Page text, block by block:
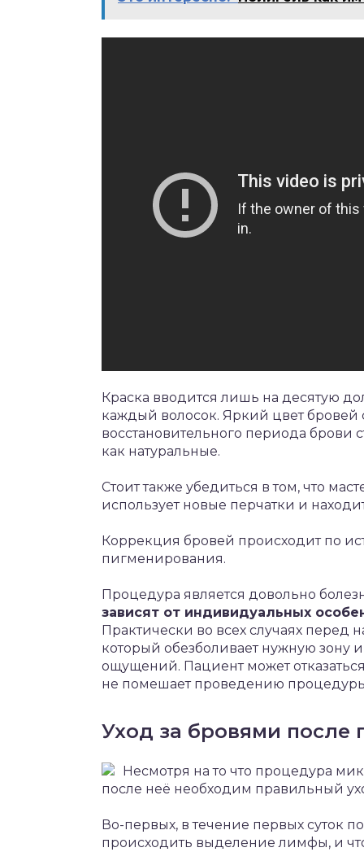
Краска вводится лишь на десятую
каждый волосок. Яркий цвет бровей
восстановительного периода брови
как натуральные.
Стоит также убедиться в том, что
использует новые перчатки и
Коррекция бровей происходит по
пигменирования.
Процедура является довольно
зависят от индивидуальных
Практически во всех случаях перед
который обезболивает нужную зону
ощущений. Пациент может отказаться
не помешает проведению
Уход за бровями после
Несмотря на то что процедура
после неё необходим правильный
Во-первых, в течение первых суток
происходить выделение лимфы, и